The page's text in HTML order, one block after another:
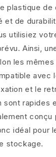
plastique de
et de
utilisiez
Ainsi,
les
avec
et le
sont rapides
conçu
idéal pour
stockage.